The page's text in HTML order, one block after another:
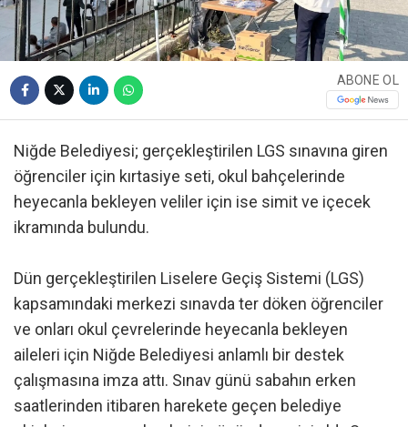
ABONE OL
Niğde Belediyesi; gerçekleştirilen LGS sınavına giren
öğrenciler için kırtasiye seti, okul bahçelerinde
heyecanla bekleyen veliler için ise simit ve içecek
ikramında bulundu.
Dün gerçekleştirilen Liselere Geçiş Sistemi (LGS)
kapsamındaki merkezi sınavda ter döken öğrenciler
ve onları okul çevrelerinde heyecanla bekleyen
aileleri için Niğde Belediyesi anlamlı bir destek
çalışmasına imza attı. Sınav günü sabahın erken
saatlerinden itibaren harekete geçen belediye